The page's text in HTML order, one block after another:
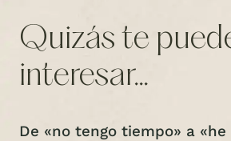
Quizás te
interesar...
De «no tengo tiempo» a